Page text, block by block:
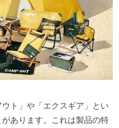
ト」や「エクスギア」とい
あります。これは製品の特